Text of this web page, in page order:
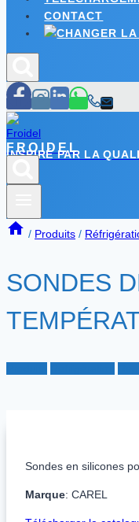
CONTACT
FROIDEL
INSPIRÉ PAR LA
/ Produits /
SONDES
Sondes en silicones
Marque: CAREL